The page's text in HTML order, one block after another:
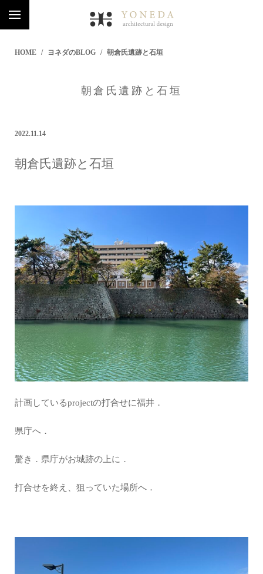
HOME ヨネダのBLOG 朝倉氏遺跡と石垣
朝倉氏遺跡と石垣
2022.11.14
朝倉氏遺跡と石垣
計画しているprojectの打合せに福井．
県庁へ．
驚き．県庁がお城跡の上に．
打合せを終え、狙っていた場所へ．